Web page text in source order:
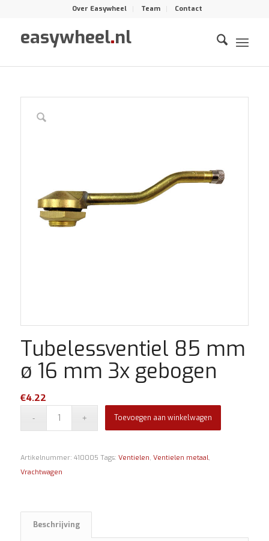
Over Easywheel Team Contact
easywheel.nl
Tubelessventiel 85 mm
ø 16 mm 3x gebogen
€4.22
Toevoegen aan winkelwagen
Artikelnummer: 410005 Tags: Ventielen, Ventielen metaal,
Vrachtwagen
Beschrijving